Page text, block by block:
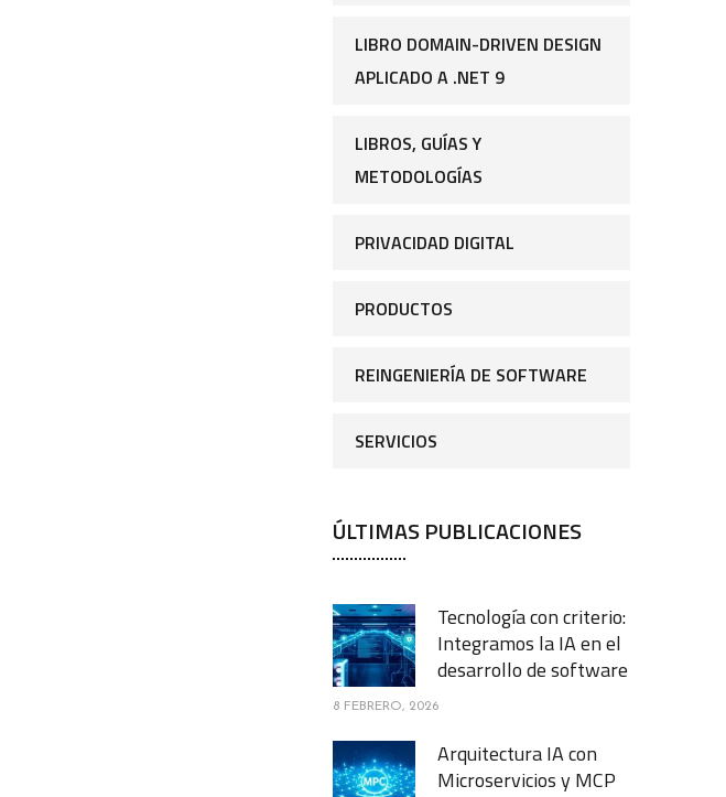
LIBRO DOMAIN-DRIVEN DESIGN
APLICADO A .NET 9
LIBROS, GUÍAS Y
METODOLOGÍAS
PRIVACIDAD DIGITAL
PRODUCTOS
REINGENIERÍA DE SOFTWARE
SERVICIOS
ÚLTIMAS PUBLICACIONES
Tecnología con criterio:
Integramos la IA en el
desarrollo de software
8 FEBRERO, 2026
Arquitectura IA con
Microservicios y MCP